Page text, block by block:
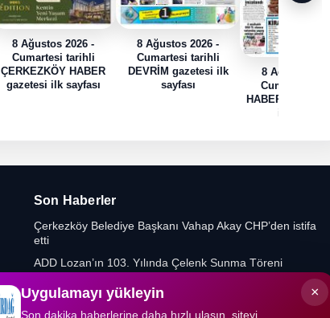
8 Ağustos 2026 -
Cumartesi tarihli
ÇERKEZKÖY HABER
gazetesi ilk sayfası
8 Ağustos 2026 -
Cumartesi tarihli
DEVRİM gazetesi ilk
sayfası
8 Ağustos
Cumartesi
HABER TRAK
Son Haberler
Çerkezköy Belediye Başkanı Vahap Akay CHP’den istifa
etti
ADD Lozan’ın 103. Yılında Çelenk Sunma Töreni
Düzenledi
Yeniden Refah Partisi’nde Muratlı ve Kapaklı İlçe
Başkanlıklarına Yeni Atamalar
×
Uygulamayı yükleyin
Son dakika haberlerine daha hızlı ulaşın, siteyi